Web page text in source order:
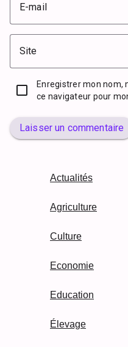
E-mail
Site
Enregistrer mon nom,
ce navigateur pour
Laisser un commentaire
Actualités
Agriculture
Culture
Economie
Education
Élevage